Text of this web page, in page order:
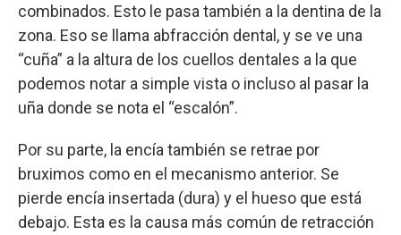
combinados. Esto le pasa también a la dentina de la
zona. Eso se llama abfracción dental, y se ve una
“cuña” a la altura de los cuellos dentales a la que
podemos notar a simple vista o incluso al pasar la
uña donde se nota el “escalón”.
Por su parte, la encía también se retrae por
bruximos como en el mecanismo anterior. Se
pierde encía insertada (dura) y el hueso que está
debajo. Esta es la causa más común de retracción